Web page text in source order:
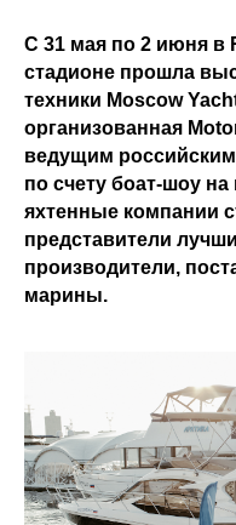
С 31 мая по 2 июня в
стадионе прошла
техники Moscow
организованная
ведущим
по счету боат-шоу
яхтенные компании
представители
производители,
марины.